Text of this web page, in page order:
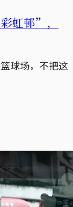
虹邨”，
球场，不把这